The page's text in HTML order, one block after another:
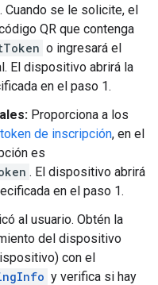
. Cuando se le solicite, el
QR que contenga
o ingresará el
El dispositivo abrirá la
en el paso 1.
Proporciona a los
de inscripción, en el
es
. El dispositivo abrirá
en el paso 1.
al usuario. Obtén la
del dispositivo
con el
y verifica si hay